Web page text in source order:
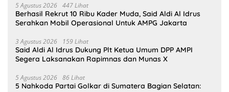
5 Agustus 2026 447 Lihat
Berhasil Rekrut 10 Ribu Kader Muda, Said Aldi Al Idrus
Serahkan Mobil Operasional Untuk AMPG Jakarta
3 Agustus 2026 159 Lihat
Said Aldi Al Idrus Dukung Plt Ketua Umum DPP AMPI
Segera Laksanakan Rapimnas dan Munas X
5 Agustus 2026 86 Lihat
5 Nahkoda Partai Golkar di Sumatera Bagian Selatan: